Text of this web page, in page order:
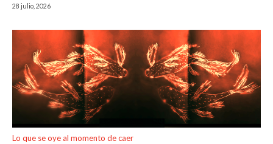
28 julio, 2026
Lo que se oye al momento de caer